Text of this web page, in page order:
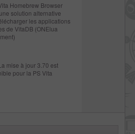
Homebrew Browser
solution alternative
les applications
de VitaDB (ONElua
mise à jour 3.70 est
pour la PS Vita